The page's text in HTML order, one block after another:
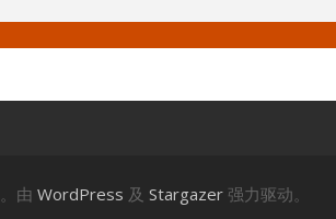
。由 WordPress 及 Stargazer强力驱动。